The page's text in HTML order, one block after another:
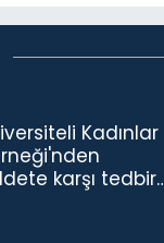
Kadınlar
karşı tedbir